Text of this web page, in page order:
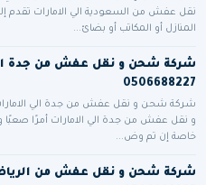
نقل عفش من السعودية الي الامارات تقدم
المنازل أو المكاتب أو بضائ...
شركة شحن و نقل عفش من جدة
0506688227
شركة شحن و نقل عفش من جدة الي
و نقل عفش من جدة الي الامارات أمرًا صعبًا
خاصة إن تم وض...
شركة شحن و نقل عفش من الرياض